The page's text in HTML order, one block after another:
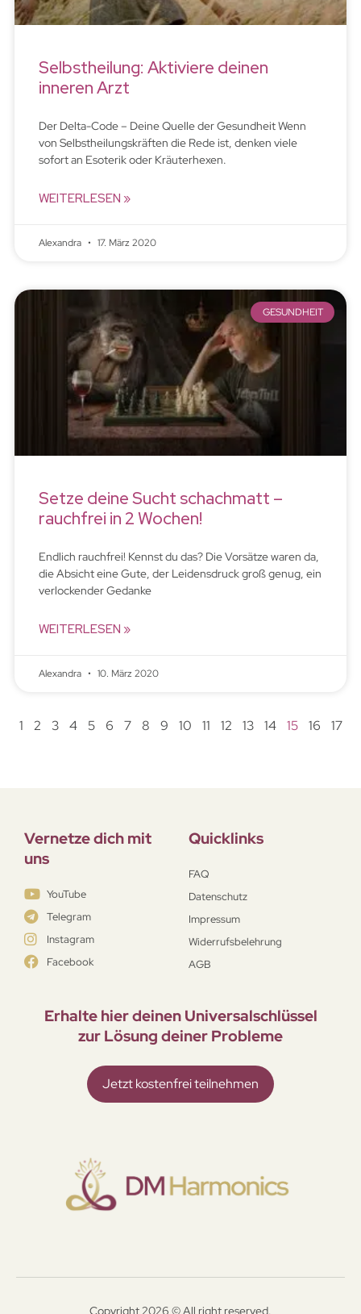
Selbstheilung: Aktiviere deinen
inneren Arzt
Der Delta-Code – Deine Quelle der Gesundheit Wenn
von Selbstheilungskräften die Rede ist, denken viele
sofort an Esoterik oder Kräuterhexen.
WEITERLESEN »
Alexandra 17. März 2020
GESUNDHEIT
Setze deine Sucht schachmatt –
rauchfrei in 2 Wochen!
Endlich rauchfrei! Kennst du das? Die Vorsätze waren da,
die Absicht eine Gute, der Leidensdruck groß genug, ein
verlockender Gedanke
WEITERLESEN »
Alexandra 10. März 2020
1 2 3 4 5 6 7 8 9 10 11 12 13 14 15 16 17
Vernetze dich mit
uns
YouTube
Telegram
Instagram
Facebook
Quicklinks
FAQ
Datenschutz
Impressum
Widerrufsbelehrung
AGB
Erhalte hier deinen Universal­schlüssel
zur Lösung deiner Probleme
Jetzt kostenfrei teilnehmen